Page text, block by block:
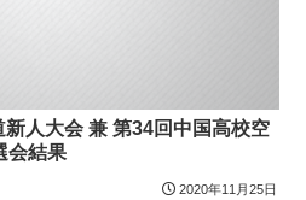
人大会 兼 第34回中国高校空
会結果
2020年11月25日